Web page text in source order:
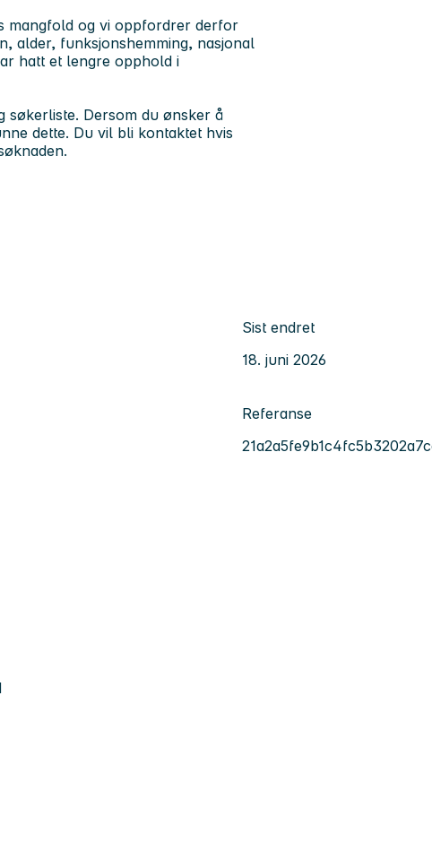
mangfold og vi oppfordrer derfor
alder, funksjonshemming, nasjonal
hatt et lengre opphold i
søkerliste. Dersom du ønsker å
dette. Du vil bli kontaktet hvis
Sist endret
18. juni 2026
Referanse